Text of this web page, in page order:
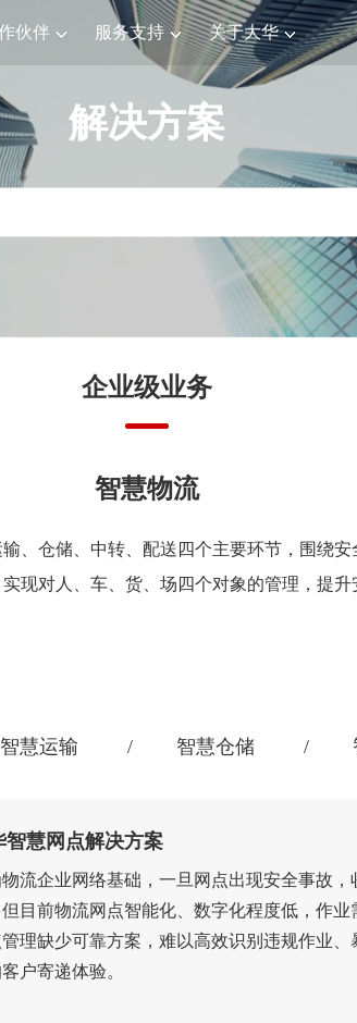
伙伴 服务支持 关于大华
解决方案
企业级业务
智慧物流
、仓储、中转、配送四个主要环节，围绕
现对人、车、货、场四个对象的管理，提
智慧运输 智慧仓储
智慧网点解决方案
流企业网络基础，一旦网点出现安全事故
目前物流网点智能化、数字化程度低，作业
管理缺少可靠方案，难以高效识别违规作业
户寄递体验。